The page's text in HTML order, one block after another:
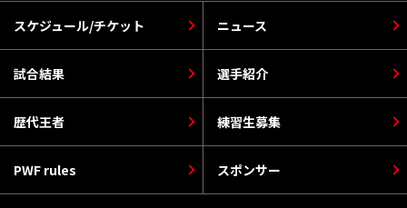
スケジュール/チケット
選手紹介
PWF rules
ニュース
歴代王者
スポンサー
試合結果
練習生募集